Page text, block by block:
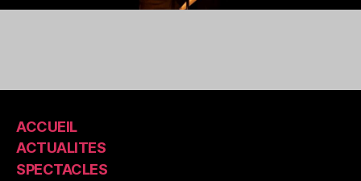
ACCUEIL
ACTUALITES
SPECTACLES